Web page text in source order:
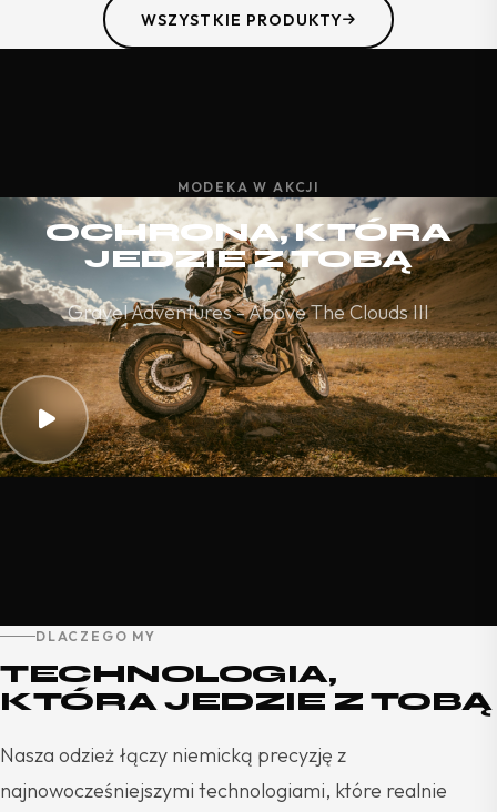
WSZYSTKIE PRODUKTY
MODEKA W AKCJI
OCHRONA, KTÓRA
JEDZIE Z TOBĄ
Gravel Adventures - Above The Clouds III
DLACZEGO MY
TECHNOLOGIA,
KTÓRA JEDZIE Z TOBĄ
Nasza odzież łączy niemicką precyzję z
najnowocześniejszymi technologiami, które realnie